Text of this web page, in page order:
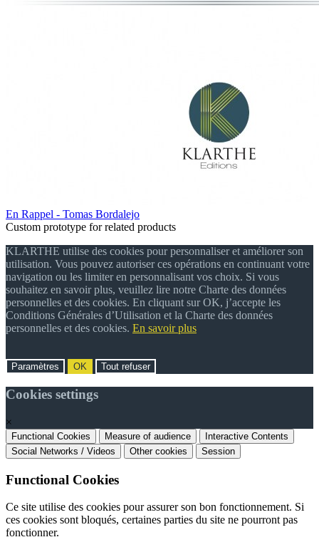
En Rappel - Tomas Bordalejo
Custom prototype for related products
KLARTHE utilise des cookies pour personnaliser et améliorer son
utilisation. Vous pouvez autoriser ces opérations en continuant votre
navigation ou les limiter en personnalisant vos choix. Si vous
souhaitez en savoir plus, veuillez lire notre Charte des données
personnelles et des cookies. En cliquant sur OK, j’accepte les
Conditions Générales d’Utilisation et la Charte des données
personnelles et des cookies. En savoir plus
Paramètres OK Tout refuser
Cookies settings
×
Functional Cookies Measure of audience
Interactive Contents
Social Networks / Videos
Other cookies Session
Functional Cookies
Ce site utilise des cookies pour assurer son bon fonctionnement. Si
ces cookies sont bloqués, certaines parties du site ne pourront pas
fonctionner.